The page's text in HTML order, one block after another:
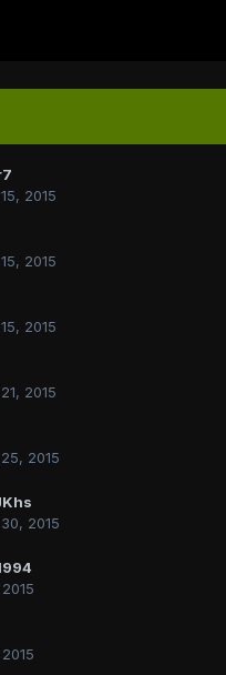
2015
2015
2015
2015
2015
2015